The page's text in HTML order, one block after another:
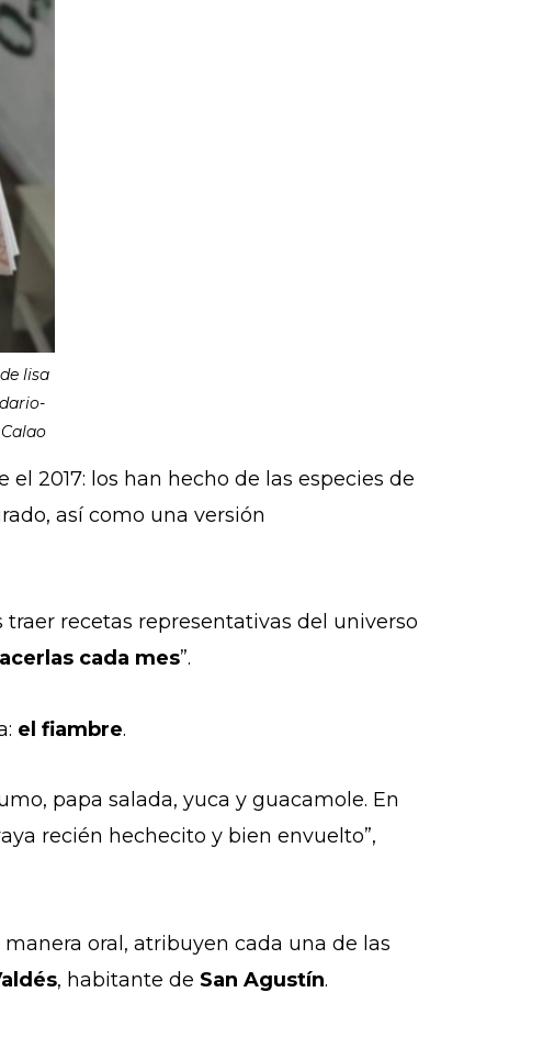
lisa
2017: los han hecho de las especies de
así como una versión
recetas representativas del universo
cada mes”.
el fiambre.
papa salada, yuca y guacamole. En
recién hechecito y bien envuelto”,
oral, atribuyen cada una de las
, habitante de San Agustín.